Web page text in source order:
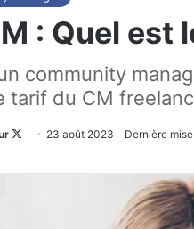
: Quel
community
tarif du CM
Follow23 août 2023 Dernière